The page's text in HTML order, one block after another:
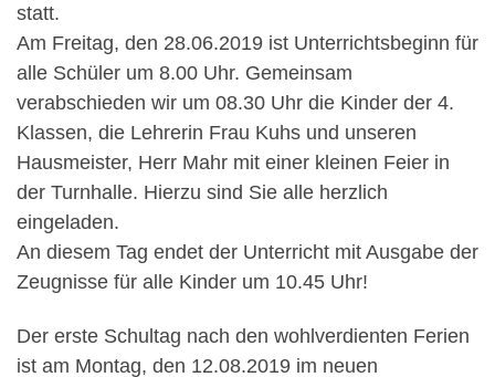
statt.
Am Freitag, den 28.06.2019 ist Unterrichtsbeginn für
alle Schüler um 8.00 Uhr. Gemeinsam
verabschieden wir um 08.30 Uhr die Kinder der 4.
Klassen, die Lehrerin Frau Kuhs und unseren
Hausmeister, Herr Mahr mit einer kleinen Feier in
der Turnhalle. Hierzu sind Sie alle herzlich
eingeladen.
An diesem Tag endet der Unterricht mit Ausgabe der
Zeugnisse für alle Kinder um 10.45 Uhr!
Der erste Schultag nach den wohlverdienten Ferien
ist am Montag, den 12.08.2019 im neuen